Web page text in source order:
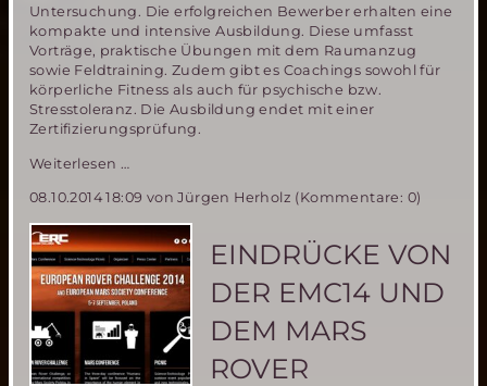
Untersuchung. Die erfolgreichen Bewerber erhalten eine
kompakte und intensive Ausbildung. Diese umfasst
Vorträge, praktische Übungen mit dem Raumanzug
sowie Feldtraining. Zudem gibt es Coachings sowohl für
körperliche Fitness als auch für psychische bzw.
Stresstoleranz. Die Ausbildung endet mit einer
Zertifizierungsprüfung.
Weiterlesen …
Analog-
Astronauten
für
simulierte
Mars-
Mission
AMADEE-
15
08.10.2014 18:09 von Jürgen Herholz (Kommentare: 0)
EINDRÜCKE VON
DER EMC14 UND
DEM MARS
ROVER